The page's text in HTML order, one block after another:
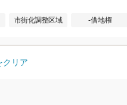
市街化調整区域 -借地権